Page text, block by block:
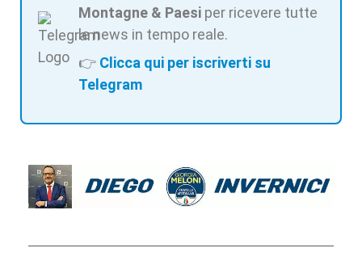
Montagne & Paesi per ricevere tutte
le news in tempo reale.
👉 Clicca qui per iscriverti su
Telegram